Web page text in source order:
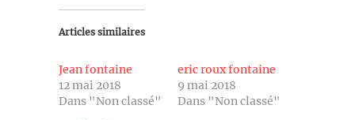
Articles similaires
Jean fontaine
12 mai 2018
Dans "Non classé"
eric roux fontaine
9 mai 2018
Dans "Non classé"